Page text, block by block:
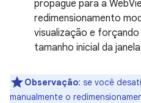
propague para a
redimensionamento
visualização e
tamanho inicial da
Observação: se você
manualmente o